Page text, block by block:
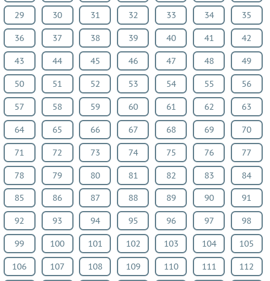
Немецкий
язык
Белорусский
язык
Французский
язык
Информатика
Музыка
ИЗО
Литература
Окружающий
мир
Человек
и
мир
Технология
Испанский
29 30 31 32 33 34 35
36 37 38 39 40 41 42
43 44 45 46 47 48 49
50 51 52 53 54 55 56
57 58 59 60 61 62 63
64 65 66 67 68 69 70
71 72 73 74 75 76 77
78 79 80 81 82 83 84
85 86 87 88 89 90 91
92 93 94 95 96 97 98
99 100 101 102 103 104 105
106 107 108 109 110 111 112